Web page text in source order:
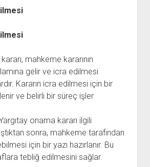
mahkeme kararının
gelir ve icra edilmesi
Kararın icra edilmesi için bir
ve belirli bir süreç işler.
onama kararı ilgili
sonra, mahkeme tarafından
için bir yazı hazırlanır. Bu
tebliğ edilmesini sağlar.